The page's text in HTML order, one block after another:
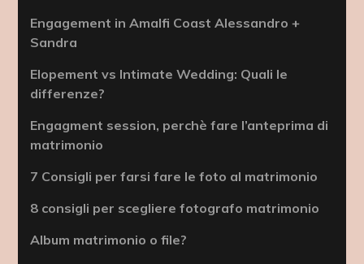
Engagement in Amalfi Coast Alessandro +
Sandra
Elopement vs Intimate Wedding: Quali le
differenze?
Engagment session, perchè fare l’anteprima di
matrimonio
7 Consigli per farsi fare le foto al matrimonio
8 consigli per scegliere fotografo matrimonio
Album matrimonio o file?